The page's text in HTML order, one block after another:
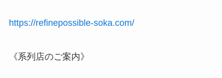
https://refinepossible-soka.com/
《系列店のご案内》